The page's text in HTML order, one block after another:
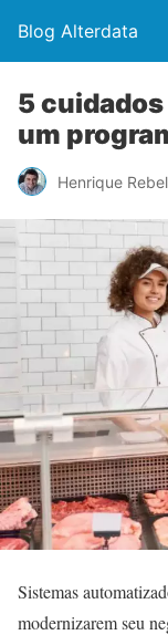
Blog Alterdata
5
um
Henrique
Sistemas
modernizarem seu